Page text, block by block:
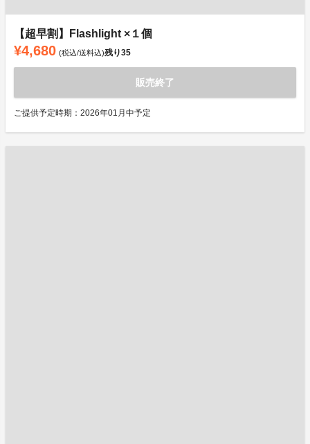
【超早割】Flashlight ×１個
¥4,680 (税込/送料込)残り35
販売終了
ご提供予定時期：2026年01月中予定